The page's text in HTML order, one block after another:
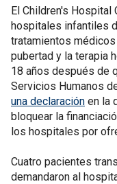
El Children's Hospital
hospitales infantiles
tratamientos
pubertad y la terapia
18 años después de
Servicios Humanos
una declaración en la
bloquear la
los hospitales por
Cuatro pacientes
demandaron al